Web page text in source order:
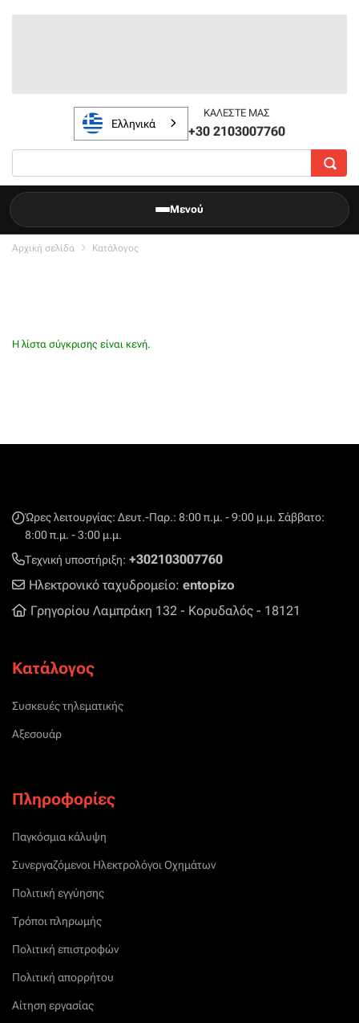
Ελληνικά
ΚΑΛΈΣΤΕ ΜΑΣ
+30 2103007760
Μενού
Αρχική σελίδα Κατάλογος
Η λίστα σύγκρισης είναι κενή.
Ώρες λειτουργίας: Δευτ.-Παρ.: 8:00 π.μ. - 9:00 μ.μ. Σάββατο:
8:00 π.μ. - 3:00 μ.μ.
Τεχνική υποστήριξη: +302103007760
Ηλεκτρονικό ταχυδρομείο: entopizo
Γρηγορίου Λαμπράκη 132 - Κορυδαλός - 18121
Κατάλογος
Συσκευές τηλεματικής
Αξεσουάρ
Πληροφορίες
Παγκόσμια κάλυψη
Συνεργαζόμενοι Ηλεκτρολόγοι Οχημάτων
Πολιτική εγγύησης
Τρόποι πληρωμής
Πολιτική επιστροφών
Πολιτική απορρήτου
Αίτηση εργασίας